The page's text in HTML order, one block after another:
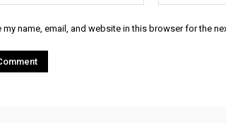
my name, email, and website in this browser for the